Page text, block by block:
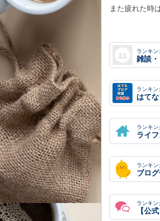
また疲れた時
ランキ
ランキ
ランキ
ライ
ランキ
ランキ
【公